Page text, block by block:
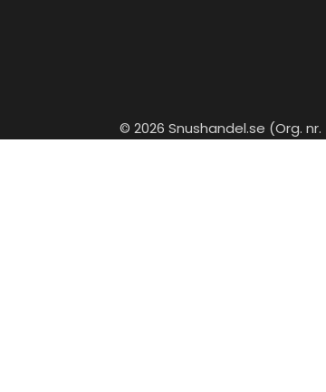
© 2026 Snushandel.se (Org.